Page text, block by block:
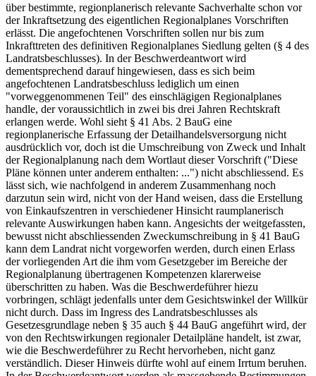
über bestimmte, regionplanerisch relevante Sachverhalte schon vor
der Inkraftsetzung des eigentlichen Regionalplanes Vorschriften
erlässt. Die angefochtenen Vorschriften sollen nur bis zum
Inkrafttreten des definitiven Regionalplanes Siedlung gelten (§ 4 des
Landratsbeschlusses). In der Beschwerdeantwort wird
dementsprechend darauf hingewiesen, dass es sich beim
angefochtenen Landratsbeschluss lediglich um einen
"vorweggenommenen Teil" des einschlägigen Regionalplanes
handle, der voraussichtlich in zwei bis drei Jahren Rechtskraft
erlangen werde. Wohl sieht § 41 Abs. 2 BauG eine
regionplanerische Erfassung der Detailhandelsversorgung nicht
ausdrücklich vor, doch ist die Umschreibung von Zweck und Inhalt
der Regionalplanung nach dem Wortlaut dieser Vorschrift ("Diese
Pläne können unter anderem enthalten: ...") nicht abschliessend. Es
lässt sich, wie nachfolgend in anderem Zusammenhang noch
darzutun sein wird, nicht von der Hand weisen, dass die Erstellung
von Einkaufszentren in verschiedener Hinsicht raumplanerisch
relevante Auswirkungen haben kann. Angesichts der weitgefassten,
bewusst nicht abschliessenden Zweckumschreibung in § 41 BauG
kann dem Landrat nicht vorgeworfen werden, durch einen Erlass
der vorliegenden Art die ihm vom Gesetzgeber im Bereiche der
Regionalplanung übertragenen Kompetenzen klarerweise
überschritten zu haben. Was die Beschwerdeführer hiezu
vorbringen, schlägt jedenfalls unter dem Gesichtswinkel der Willkür
nicht durch. Dass im Ingress des Landratsbeschlusses als
Gesetzesgrundlage neben § 35 auch § 44 BauG angeführt wird, der
von den Rechtswirkungen regionaler Detailpläne handelt, ist zwar,
wie die Beschwerdeführer zu Recht hervorheben, nicht ganz
verständlich. Dieser Hinweis dürfte wohl auf einem Irrtum beruhen.